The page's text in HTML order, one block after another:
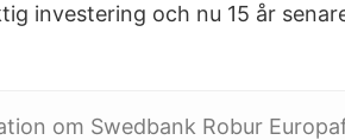
investering och nu 15 år
om Swedbank Robur